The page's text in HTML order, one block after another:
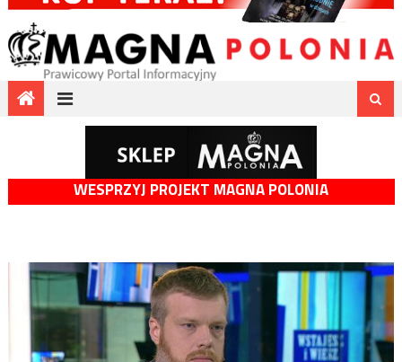
WESPRZYJ PROJEKT MAGNA POLONIA